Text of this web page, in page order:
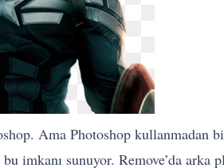
Ama Photoshop kullanmadan
imkanı sunuyor. Remove’da arka